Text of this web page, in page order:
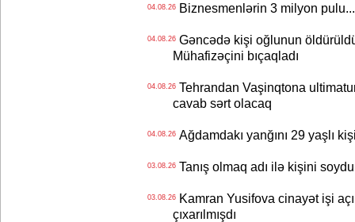
04.08.26Biznesmenlərin 3 milyon
04.08.26Gəncədə kişi oğlunun
Mühafizəçini bıçaqladı
04.08.26Tehrandan Vaşinqtona
cavab sərt olacaq
04.08.26Ağdamdakı yanğını 29 yaşlı
03.08.26Tanış olmaq adı ilə kişini
03.08.26Kamran Yusifova cinayət işi
çıxarılmışdı